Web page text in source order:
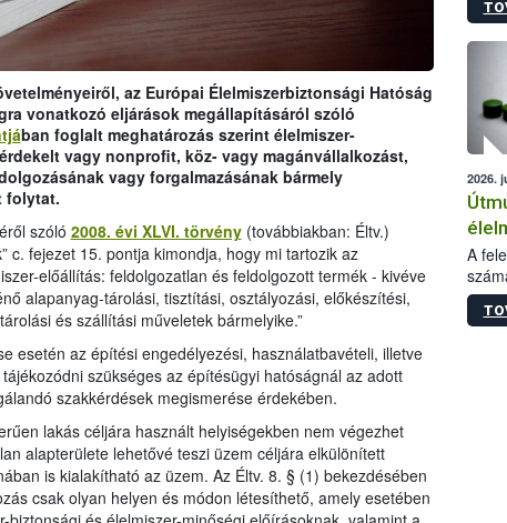
az Európai Élelmiszerbiztonsági Hatóság
vonatkozó eljárások megállapításáról szóló
ban foglalt meghatározás szerint élelmiszer-
vagy nonprofit, köz- vagy magánvállalkozást,
vagy forgalmazásának bármely
folytat.
szóló 2008. évi XLVI. törvény(továbbiakban: Éltv.)
c. fejezet 15. pontja kimondja, hogy mi tartozik az
előállítás: feldolgozatlan és feldolgozott termék - kivéve
alapanyag-tárolási, tisztítási, osztályozási, előkészítési,
és szállítási műveletek bármelyike.”
esetén az építési engedélyezési, használatbavételi, illetve
szükséges az építésügyi hatóságnál az adott
szakkérdések megismerése érdekében.
lakás céljára használt helyiségekben nem végezhet
alapterülete lehetővé teszi üzem céljára elkülönített
is kialakítható az üzem. Az Éltv. 8. § (1) bekezdésében
csak olyan helyen és módon létesíthető, amely esetében
15.
2026.
A